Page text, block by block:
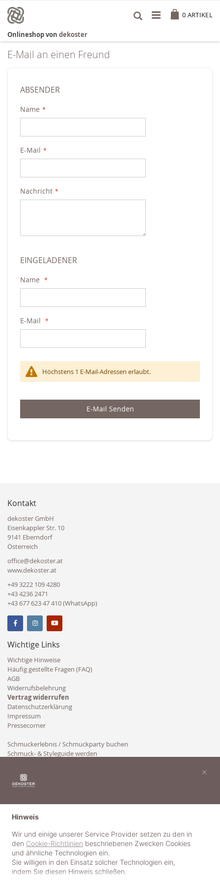
Inhalt
springen
0 ARTIKEL
Onlineshop von dekoster
E-Mail an einen Freund
ABSENDER
Name
E-Mail
Nachricht
EINGELADENER
Name
E-Mail
Höchstens 1 E-Mail-Adressen erlaubt.
E-Mail Senden
Kontakt
dekoster GmbH
Eisenkappler Str. 10
9141 Eberndorf
Österreich
office@dekoster.at
www.dekoster.at
+49 3222 109 4280
+43 4236 2471
+43 677 623 47 410 (WhatsApp)
Wichtige Links
Wichtige Hinweise
Häufig gestellte Fragen (FAQ)
AGB
Widerrufsbelehrung
Vertrag widerrufen
Datenschutzerklärung
Impressum
Pressecorner
Schmuckerlebnis / Schmuckparty buchen
Schmuck- & Styleguide werden
Hinweis
Wir und einige unserer Service Provider setzen zu den in
den Cookie-Richtlinien beschriebenen Zwecken Cookies
und ähnliche Technologien ein.
Sie willigen in den Einsatz solcher Technologien ein,
indem Sie diesen Hinweis schließen.
×